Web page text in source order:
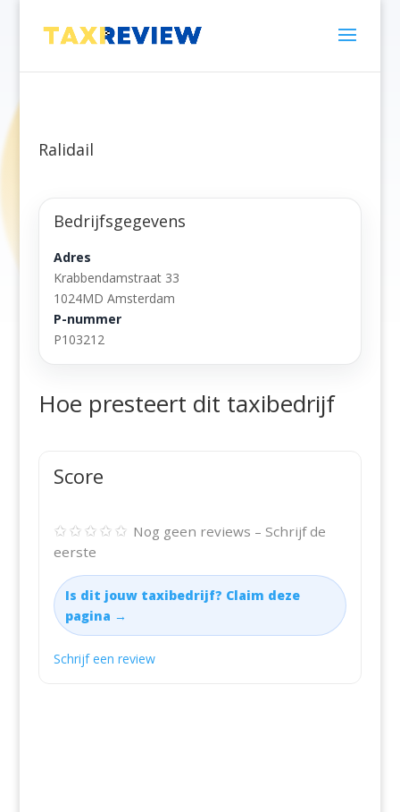
Ralidail
Bedrijfsgegevens
Adres
Krabbendamstraat 33
1024MD Amsterdam
P-nummer
P103212
Hoe presteert dit taxibedrijf
Score
✩✩✩✩✩ Nog geen reviews – Schrijf de
eerste
Is dit jouw taxibedrijf? Claim deze
pagina →
Schrijf een review